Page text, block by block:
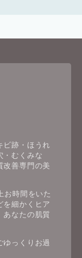
ビ跡・ほうれ
・むくみな
改善専門の美
お時間をいた
を細かくヒア
あなたの肌質
ゆっくりお過